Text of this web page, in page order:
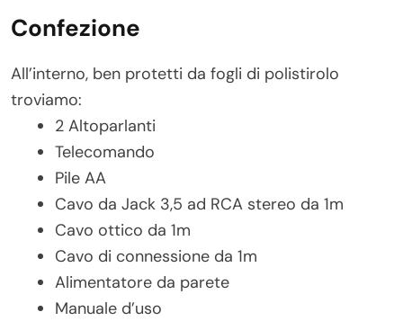
Confezione
All’interno, ben protetti da fogli di polistirolo
troviamo:
2 Altoparlanti
Telecomando
Pile AA
Cavo da Jack 3,5 ad RCA stereo da 1m
Cavo ottico da 1m
Cavo di connessione da 1m
Alimentatore da parete
Manuale d’uso